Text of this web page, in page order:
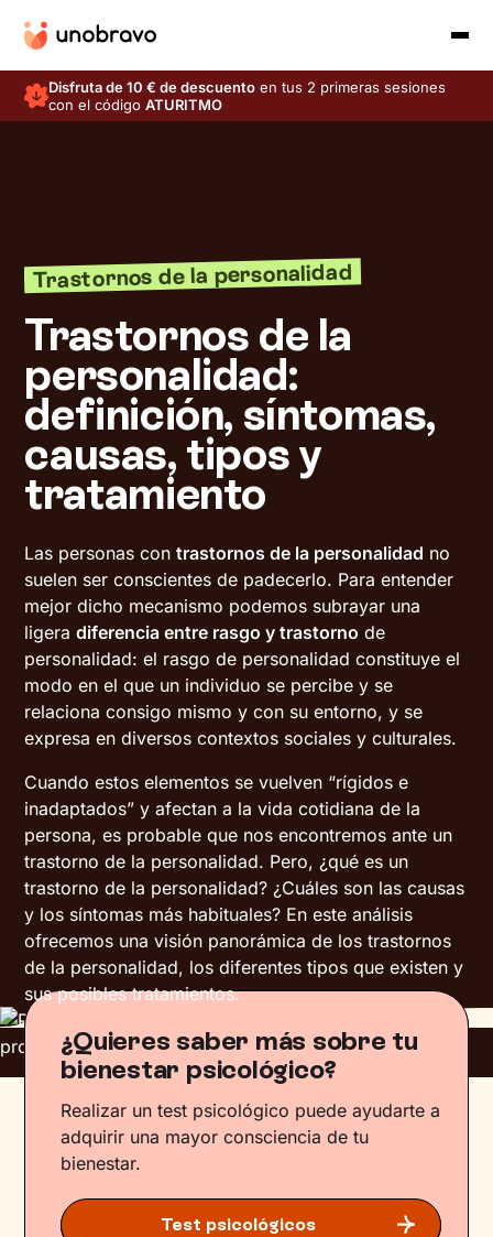
Disfruta de 10 € de descuento en tus 2 primeras sesiones
con el códigoATURITMO
Trastornos de la personalidad
Trastornos de la
personalidad:
definición, síntomas,
causas, tipos y
tratamiento
Las personas contrastornos de la personalidad no
suelen ser conscientes de padecerlo. Para entender
mejor dicho mecanismo podemos subrayar una
ligeradiferencia entre rasgo y trastorno de
personalidad: el rasgo de personalidad constituye el
modo en el que un individuo se percibe y se
relaciona consigo mismo y con su entorno, y se
expresa en diversos contextos sociales y culturales.
Cuando estos elementos se vuelven “rígidos e
inadaptados” y afectan a la vida cotidiana de la
persona, es probable que nos encontremos ante un
trastorno de la personalidad. Pero, ¿qué es un
trastorno de la personalidad? ¿Cuáles son las causas
y los síntomas más habituales? En este análisis
ofrecemos una visión panorámica de los trastornos
de la personalidad, los diferentes tipos que existen y
sus posibles tratamientos.
¿Quieres saber más sobre tu
bienestar psicológico?
Realizar un test psicológico puede ayudarte a
adquirir una mayor consciencia de tu
bienestar.
Test psicológicos